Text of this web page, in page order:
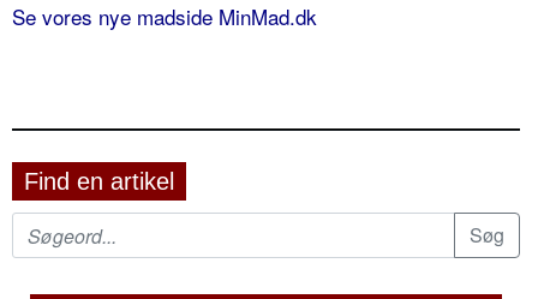
Se vores nye madside MinMad.dk
Find en artikel